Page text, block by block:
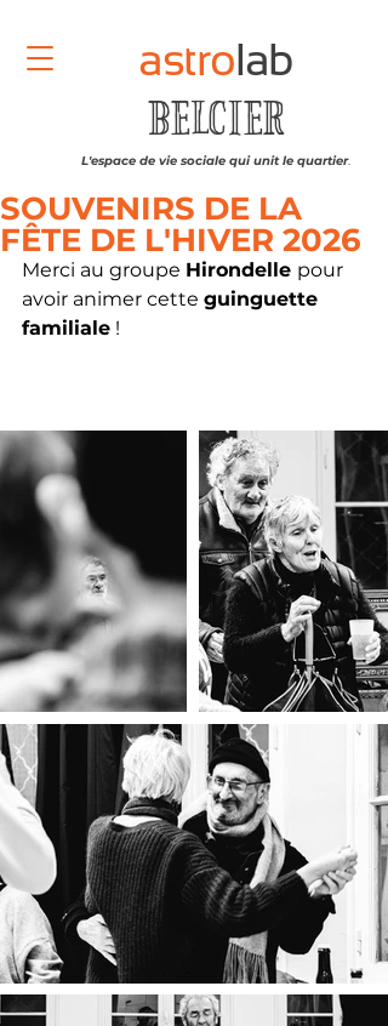
astrolab
BELCIER
L'espace de vie sociale qui unit le quartier.
SOUVENIRS DE LA
FÊTE DE L'HIVER 2026
Merci au groupe Hirondelle pour
avoir animer cette guinguette
familiale !